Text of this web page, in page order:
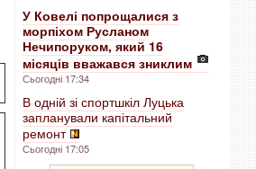
У Ковелі попрощалися з
морпіхом Русланом
Нечипоруком, який 16
місяців вважався зниклим
Сьогодні 17:34
В одній зі спортшкіл Луцька
запланували капітальний
ремонт
Сьогодні 17:05